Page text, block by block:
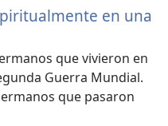
en una
que vivieron en
Guerra Mundial.
que pasaron